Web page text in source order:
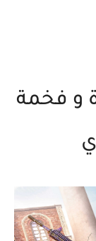
و فخمة